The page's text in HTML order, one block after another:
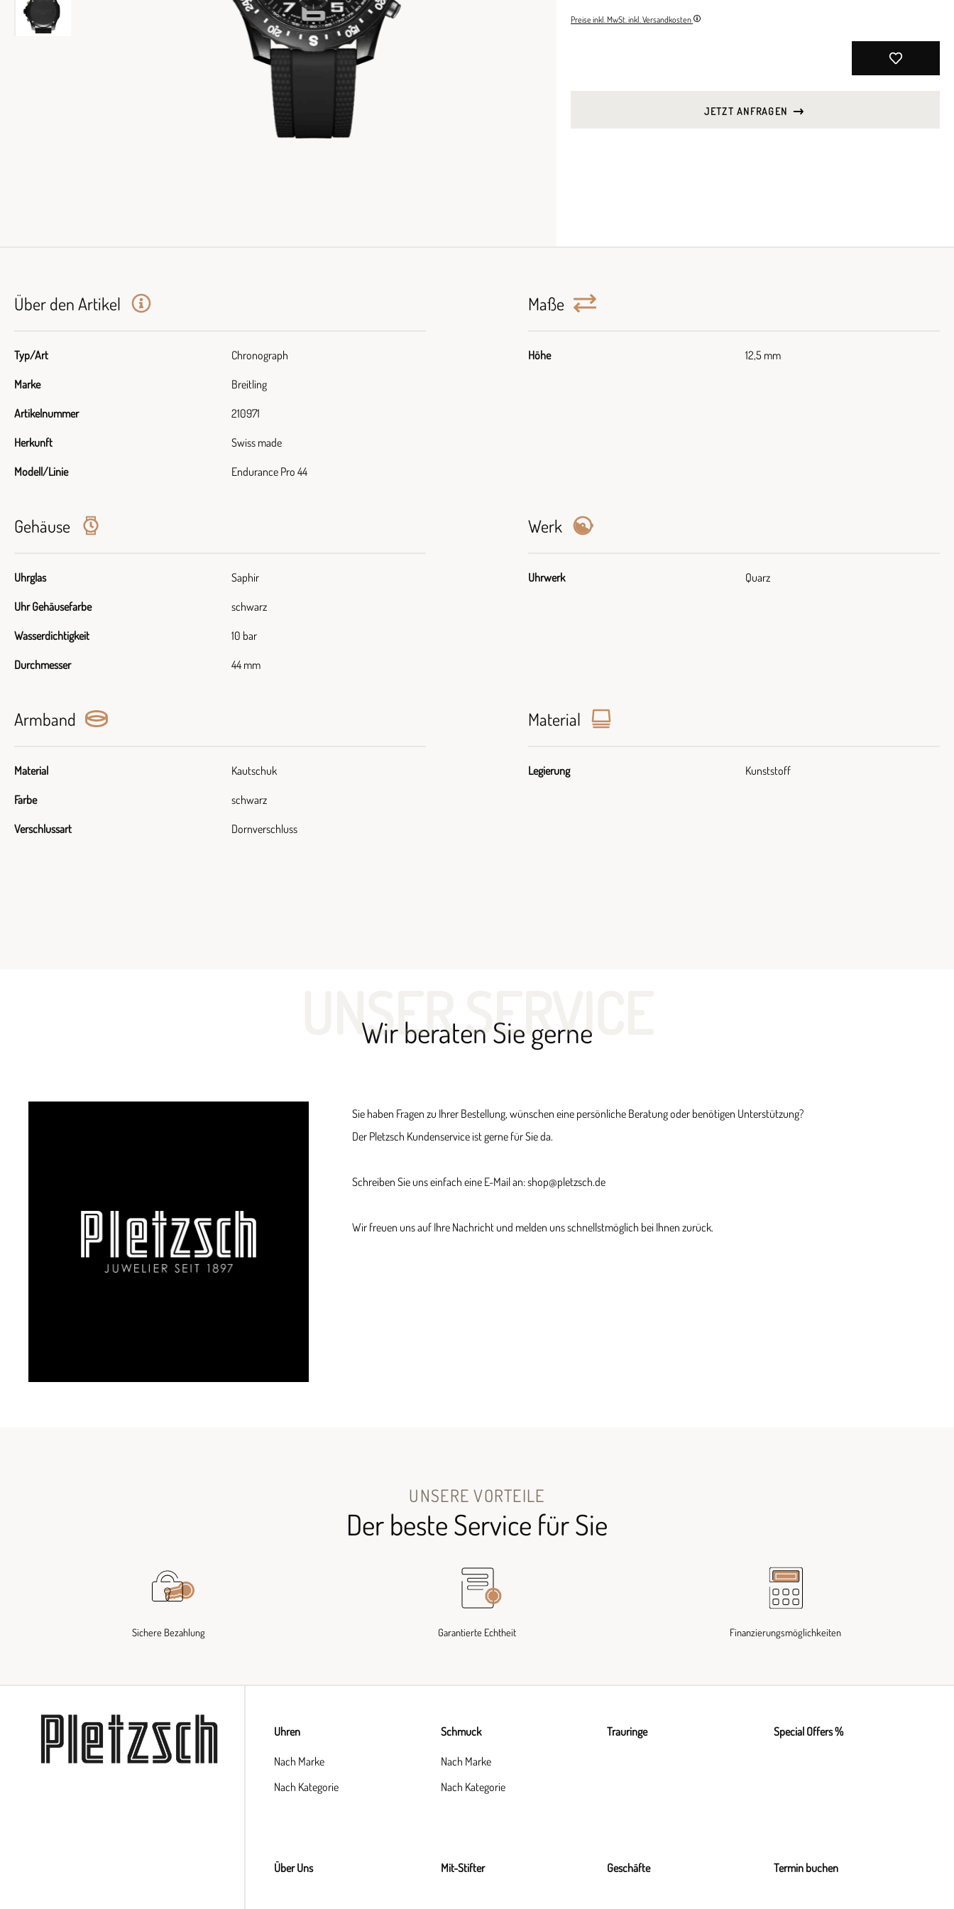
Preise inkl. MwSt. inkl. Versandkosten
JETZT ANFRAGEN
Über den Artikel
Typ/Art Chronograph
Marke Breitling
Artikelnummer 210971
Herkunft Swiss made
Modell/Linie Endurance Pro 44
Maße
Höhe 12,5 mm
Gehäuse
Uhrglas Saphir
Uhr Gehäusefarbe schwarz
Wasserdichtigkeit 10 bar
Durchmesser 44 mm
Werk
Uhrwerk Quarz
Armband
Material Kautschuk
Farbe schwarz
Verschlussart Dornverschluss
Material
Legierung Kunststoff
UNSER SERVICE
Wir beraten Sie gerne
Sie haben Fragen zu Ihrer Bestellung, wünschen eine persönliche Beratung oder benötigen Unterstützung?
Der Pletzsch Kundenservice ist gerne für Sie da.
Schreiben Sie uns einfach eine E-Mail an: shop@pletzsch.de
Wir freuen uns auf Ihre Nachricht und melden uns schnellstmöglich bei Ihnen zurück.
UNSERE VORTEILE
Der beste Service für Sie
Sichere Bezahlung Garantierte Echtheit Finanzierungsmöglichkeiten
Uhren
Nach Marke
Nach Kategorie
Schmuck
Nach Marke
Nach Kategorie
Trauringe Special Offers %
Über Uns Mit-Stifter Geschäfte Termin buchen